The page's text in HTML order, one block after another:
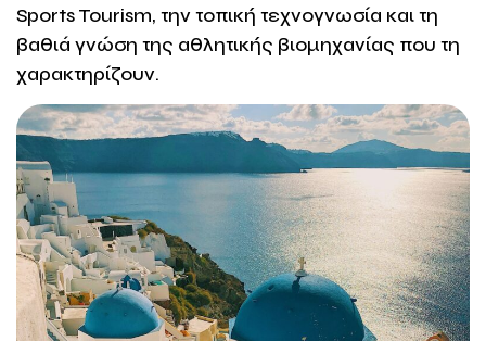
Sports Tourism, την τοπική τεχνογνωσία και τη
βαθιά γνώση της αθλητικής βιομηχανίας που τη
χαρακτηρίζουν.